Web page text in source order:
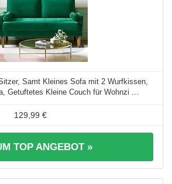
Samt Kleines Sofa mit 2 Wurfkissen,
Getuftetes Kleine Couch für Wohnzi ...
129,99 €
TOP ANGEBOT »